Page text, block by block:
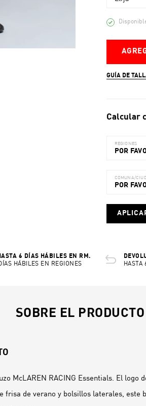
GUÍA DE
Calcular
REGIONES
POR
COMUNA/
POR
6 DÍAS HÁBILES EN RM.
HÁBILES EN REGIONES
HASTA
SOBRE EL PRODUCTO
McLAREN RACING Essentials. El logo
frisa de verano y bolsillos laterales, este